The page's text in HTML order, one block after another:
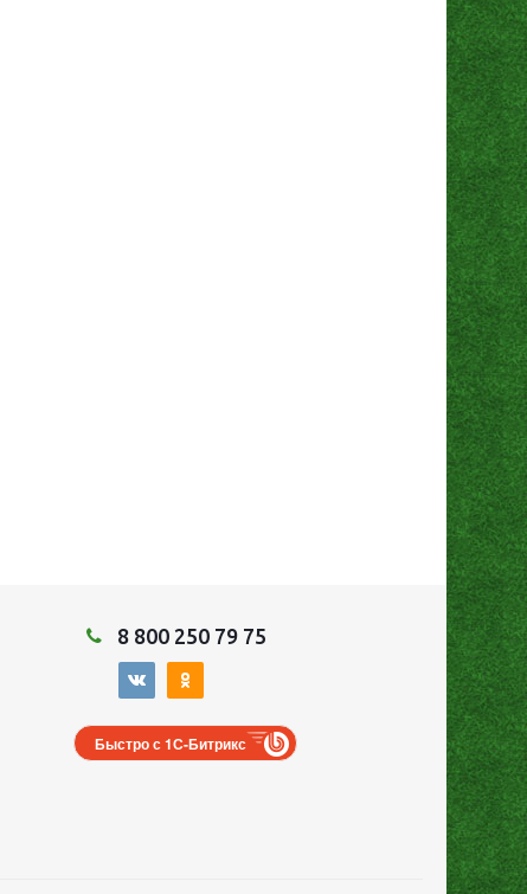
8 800 250 79 75
Быстро с 1С-Битрикс